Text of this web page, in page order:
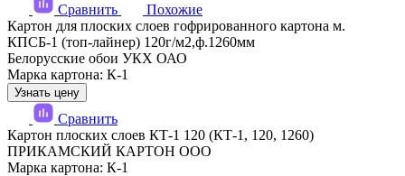
Сравнить
Похожие
Картон для плоских слоев гофрированного картона м.
КПСБ-1 (топ-лайнер) 120г/м2,ф.1260мм
Белорусские обои УКХ ОАО
Марка картона: К-1
Узнать цену
Сравнить
Картон плоских слоев КТ-1 120 (КТ-1, 120, 1260)
ПРИКАМСКИЙ КАРТОН ООО
Марка картона: К-1